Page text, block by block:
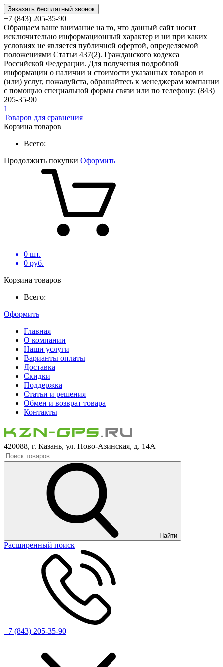
Заказать бесплатный звонок
+7 (843) 205-35-90
Обращаем ваше внимание на то, что данный сайт носит
исключительно информационный характер и ни при каких
условиях не является публичной офертой, определяемой
положениями Статьи 437(2). Гражданского кодекса
Российской Федерации. Для получения подробной
информации о наличии и стоимости указанных товаров и
(или) услуг, пожалуйста, обращайтесь к менеджерам компании
с помощью специальной формы связи или по телефону: (843)
205-35-90
1
Товаров для сравнения
Корзина товаров
Всего:
Продолжить покупки Оформить
0 шт.
0 руб.
Корзина товаров
Всего:
Оформить
Главная
О компании
Наши услуги
Варианты оплаты
Доставка
Скидки
Поддержка
Статьи и решения
Обмен и возврат товара
Контакты
420088, г. Казань, ул. Ново-Азинская, д. 14А
Найти
Расширенный поиск
+7 (843) 205-35-90